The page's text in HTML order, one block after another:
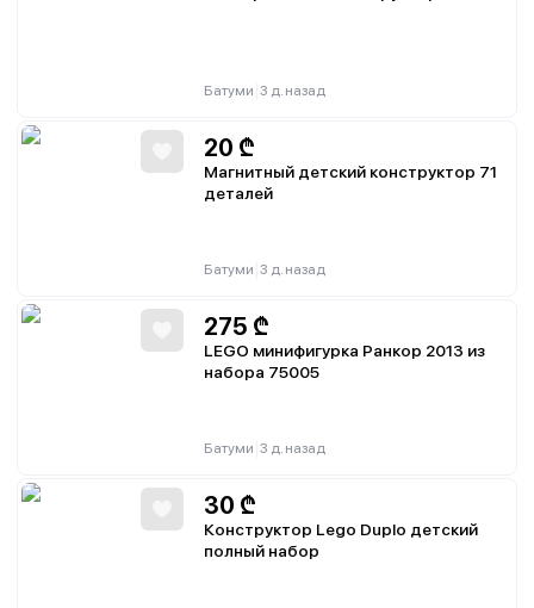
Батуми 3 д. назад
20 ₾
Магнитный детский конструктор 71
деталей
Батуми 3 д. назад
275 ₾
LEGO минифигурка Ранкор 2013 из
набора 75005
Батуми 3 д. назад
30 ₾
Конструктор Lego Duplo детский
полный набор